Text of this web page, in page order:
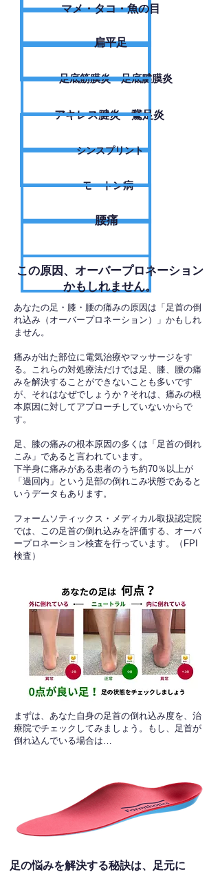
​マメ・タコ・魚の目
扁平足
足底筋膜炎・足底腱膜炎
アキレス腱炎・鵞足炎
シンスプリント
モートン病
腰痛
​この原因、オーバープロネーション
かもしれません。
あなたの足・膝・腰の痛みの原因は「足首の倒
れ込み（オーバープロネーション）」かもしれ
ません。
痛みが出た部位に電気治療やマッサージをす
る。これらの対処療法だけでは足、膝、腰の痛
みを解決することができないことも多いです
が、それはなぜでしょうか？それは、痛みの根
本原因に対してアプローチしていないからで
す。
足、膝の痛みの根本原因の多くは「足首の倒れ
こみ」であると言われています。
下半身に痛みがある患者のうち約70％以上が
「過回内」という足部の倒れこみ状態であると
いうデータもあります。
フォームソティックス・メディカル取扱認定院
では、この足首の倒れ込みを評価する、オーバ
ープロネーション検査を行っています。（FPI
検査）​
​まずは、あなた自身の足首の倒れ込み度を、治
療院でチェックしてみましょう。もし、足首が
倒れ込んでいる場合は…
足の悩みを解決する秘訣は、足元に